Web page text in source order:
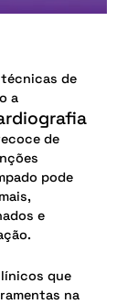
de
a
de
pode
e
que
na